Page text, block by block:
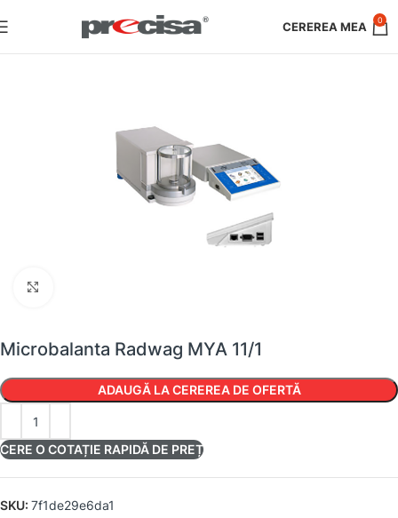
0
Microbalanta Radwag MYA 11/1
ADAUGĂ LA CEREREA DE OFERTĂ
CERE O COTAȚIE RAPIDĂ DE PREȚ
SKU: 7f1de29e6da1